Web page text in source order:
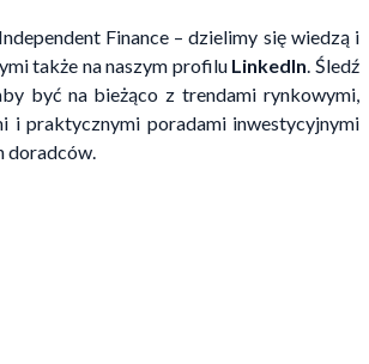
Finance – dzielimy się wiedzą i
także na naszym profilu LinkedIn . Śledź
być na bieżąco z trendami rynkowymi,
i praktycznymi poradami inwestycyjnymi
doradców.